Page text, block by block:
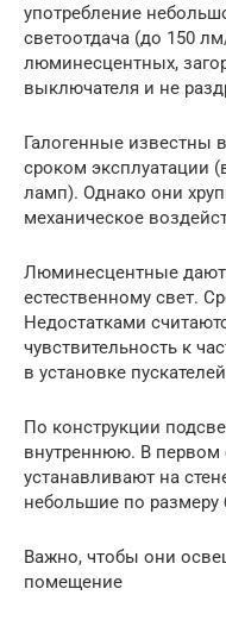
употребление
светоотдача (до 150
люминесцентных,
выключателя и не
Галогенные известны
сроком эксплуатации
ламп). Однако они
механическое
Люминесцентные
естественному свет.
Недостатками
чувствительность к
в установке
По конструкции
внутреннюю. В первом
устанавливают на
небольшие по
Важно, чтобы они
помещение